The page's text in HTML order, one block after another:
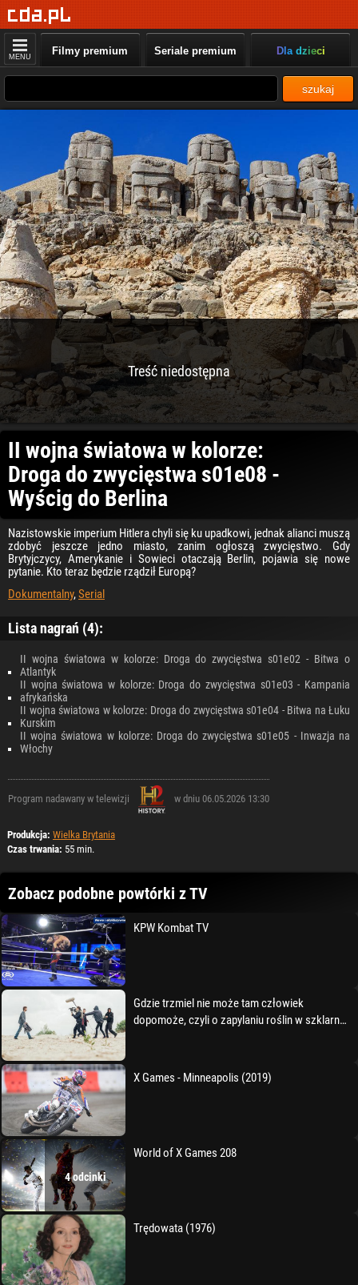
MENU Filmy premium Seriale premium Dla dzieci
szukaj
Treść niedostępna
II wojna światowa w kolorze:
Droga do zwycięstwa s01e08 -
Wyścig do Berlina
Nazistowskie imperium Hitlera chyli się ku upadkowi, jednak alianci muszą
zdobyć jeszcze jedno miasto, zanim ogłoszą zwycięstwo. Gdy
Brytyjczycy, Amerykanie i Sowieci otaczają Berlin, pojawia się nowe
pytanie. Kto teraz będzie rządził Europą?
Dokumentalny,Serial
Lista nagrań (4):
II wojna światowa w kolorze: Droga do zwycięstwa s01e02 - Bitwa o
Atlantyk
II wojna światowa w kolorze: Droga do zwycięstwa s01e03 - Kampania
afrykańska
II wojna światowa w kolorze: Droga do zwycięstwa s01e04 - Bitwa na Łuku
Kurskim
II wojna światowa w kolorze: Droga do zwycięstwa s01e05 - Inwazja na
Włochy
Program nadawany w telewizji w dniu 06.05.2026 13:30
Produkcja: Wielka Brytania
Czas trwania: 55 min.
Zobacz podobne powtórki z TV
KPW Kombat TV
Gdzie trzmiel nie może tam człowiek
dopomoże, czyli o zapylaniu roślin w szklarni
X Games - Minneapolis (2019)
4 odcinki
World of X Games 208
Trędowata (1976)